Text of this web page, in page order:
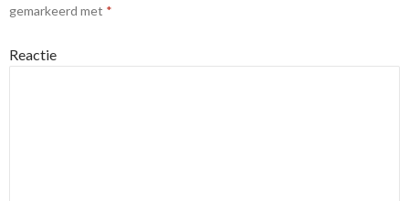
gemarkeerd met *
Reactie